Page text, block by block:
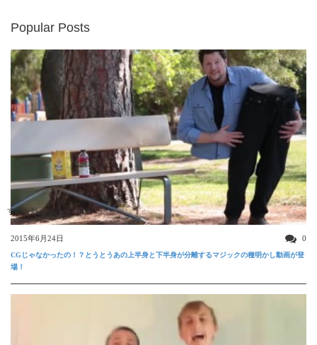
Popular Posts
すごい動画
2015年6月24日 0
CGじゃなかったの！？とうとうあの上半身と下半身が分離するマジックの種明かし動画が登
場！